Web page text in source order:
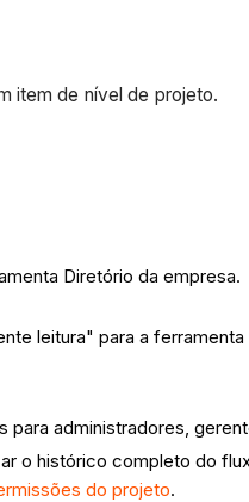
item de nível de projeto.
Diretório da empresa.
leitura" para a
para administradores,
o histórico completo do
do projeto.